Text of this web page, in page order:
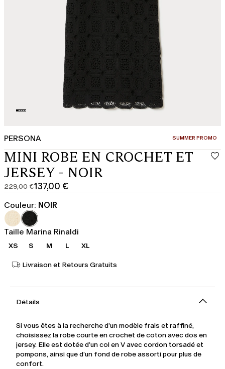
PERSONA CATÉGORIE:
SUMMER PROMO
MINI ROBE EN CROCHET ET
JERSEY - NOIR
229,00 €
Prix
original
229,00
€
137,00 €
Prix
actuel
137,00
€
Couleur: NOIR
Taille Marina Rinaldi
XS S M L XL
Livraison et Retours Gratuits
Détails
Si vous êtes à la recherche d’un modèle frais et raffiné,
choisissez la robe courte en crochet de coton avec dos en
jersey. Elle est dotée d’un col en V avec cordon torsadé et
pompons, ainsi que d’un fond de robe assorti pour plus de
confort.